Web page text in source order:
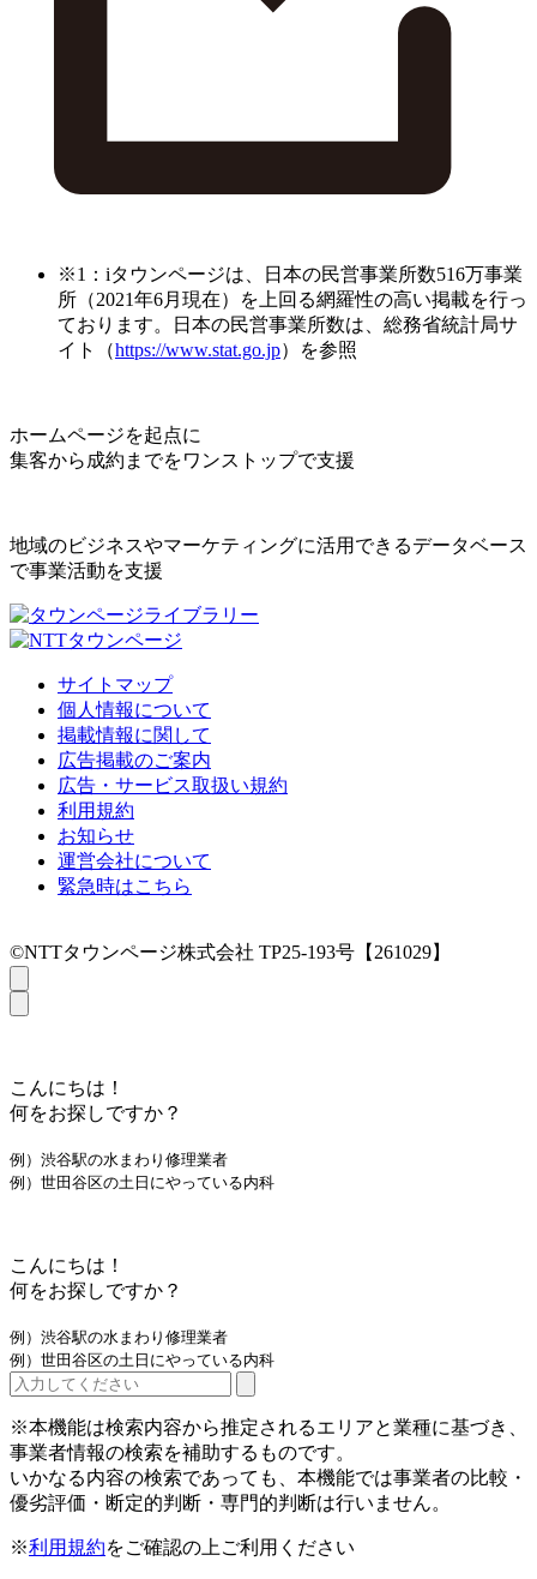
※1：iタウンページは、日本の民営事業所数516万事業
所（2021年6月現在）を上回る網羅性の高い掲載を行っ
ております。日本の民営事業所数は、総務省統計局サ
イト（https://www.stat.go.jp）を参照
ホームページを起点に
集客から成約までをワンストップで支援
地域のビジネスやマーケティングに活用できるデータベース
で事業活動を支援
サイトマップ
個人情報について
掲載情報に関して
広告掲載のご案内
広告・サービス取扱い規約
利用規約
お知らせ
運営会社について
緊急時はこちら
©NTTタウンページ株式会社 TP25-193号【261029】
こんにちは！
何をお探しですか？
例）渋谷駅の水まわり修理業者
例）世田谷区の土日にやっている内科
こんにちは！
何をお探しですか？
例）渋谷駅の水まわり修理業者
例）世田谷区の土日にやっている内科
※本機能は検索内容から推定されるエリアと業種に基づき、
事業者情報の検索を補助するものです。
いかなる内容の検索であっても、本機能では事業者の比較・
優劣評価・断定的判断・専門的判断は行いません。
※利用規約をご確認の上ご利用ください